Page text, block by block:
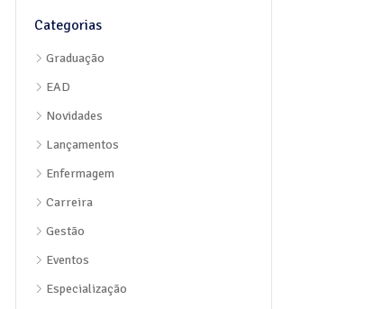
Categorias
Graduação
EAD
Novidades
Lançamentos
Enfermagem
Carreira
Gestão
Eventos
Especialização